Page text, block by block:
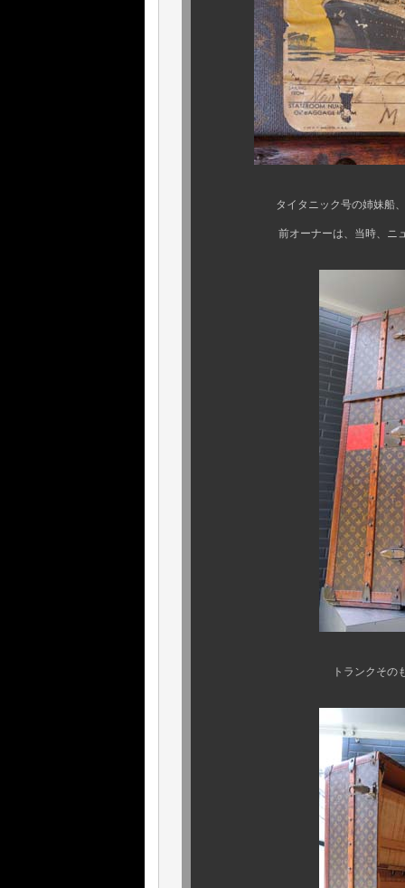
タイタニック号の姉妹船、あの “
前オーナーは、当時、ニューヨ
トランクそのものは、1920